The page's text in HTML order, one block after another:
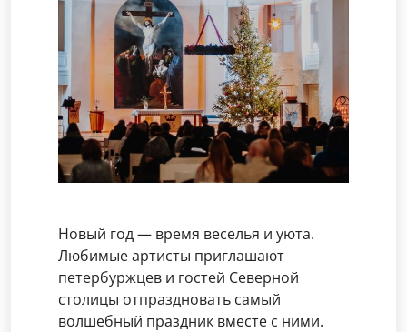
Новый год — время веселья и уюта.
Любимые артисты приглашают
петербуржцев и гостей Северной
столицы отпраздновать самый
волшебный праздник вместе с ними.